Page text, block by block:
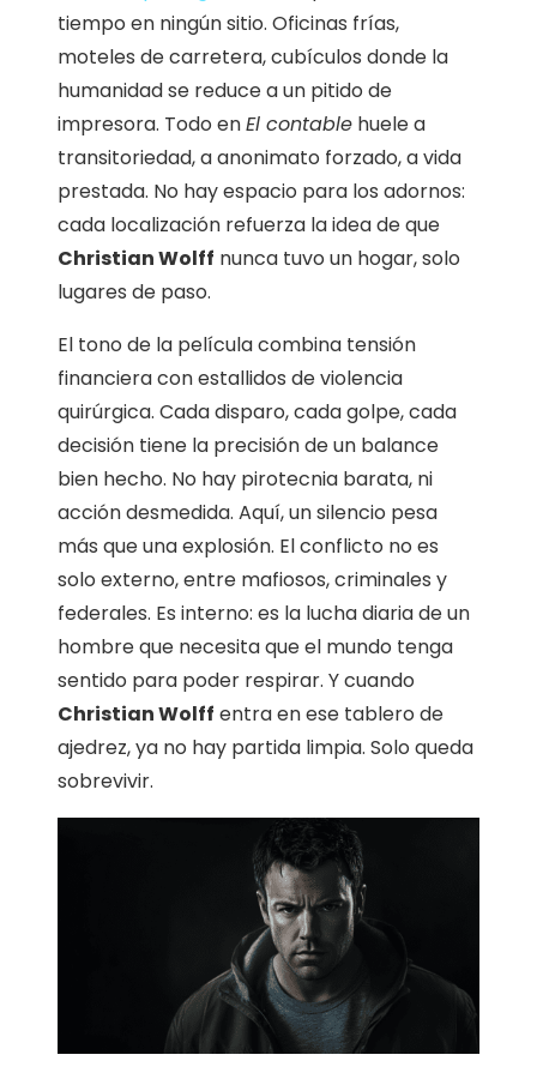
tiempo en ningún sitio. Oficinas frías,
moteles de carretera, cubículos donde la
humanidad se reduce a un pitido de
impresora. Todo enEl contable huele a
transitoriedad, a anonimato forzado, a vida
prestada. No hay espacio para los adornos:
cada localización refuerza la idea de que
Christian Wolff nunca tuvo un hogar, solo
lugares de paso.
El tono de la película combina tensión
financiera con estallidos de violencia
quirúrgica. Cada disparo, cada golpe, cada
decisión tiene la precisión de un balance
bien hecho. No hay pirotecnia barata, ni
acción desmedida. Aquí, un silencio pesa
más que una explosión. El conflicto no es
solo externo, entre mafiosos, criminales y
federales. Es interno: es la lucha diaria de un
hombre que necesita que el mundo tenga
sentido para poder respirar. Y cuando
Christian Wolff entra en ese tablero de
ajedrez, ya no hay partida limpia. Solo queda
sobrevivir.